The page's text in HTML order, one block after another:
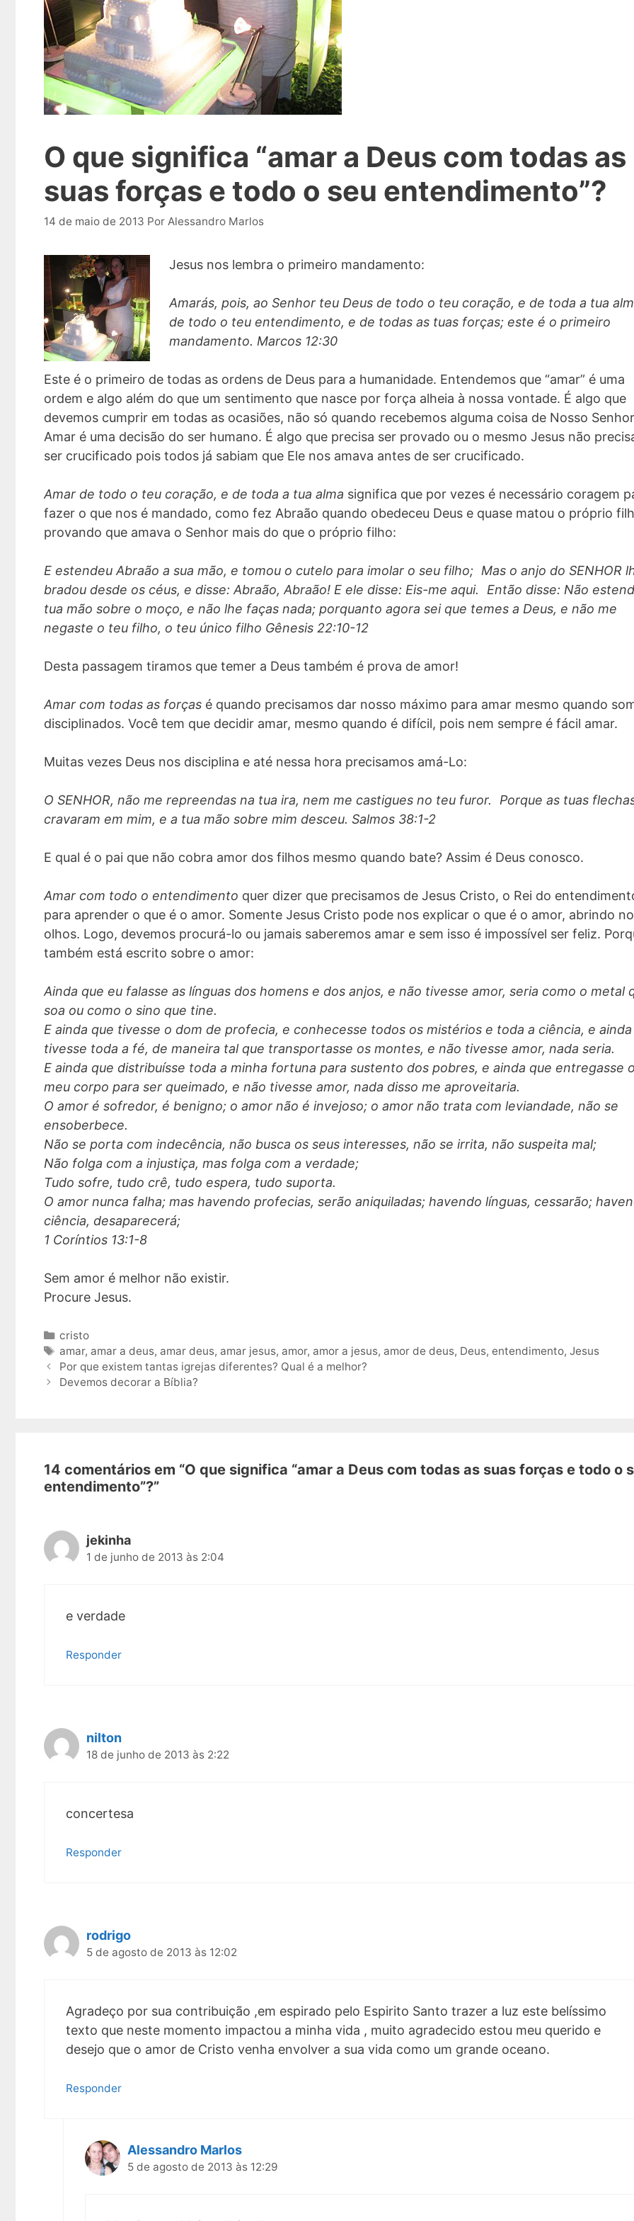
O que significa “amar a Deus com todas as
suas forças e todo o seu entendimento”?
14 de maio de 2013 Por Alessandro Marlos
Jesus nos lembra o primeiro mandamento:
Amarás, pois, ao Senhor teu Deus de todo o teu coração, e de toda a tua
de todo o teu entendimento, e de todas as tuas forças; este é o primeiro
mandamento. Marcos 12:30
Este é o primeiro de todas as ordens de Deus para a humanidade. Entendemos que “amar” é uma
ordem e algo além do que um sentimento que nasce por força alheia à nossa vontade. É algo que
devemos cumprir em todas as ocasiões, não só quando recebemos alguma coisa de Nosso
Amar é uma decisão do ser humano. É algo que precisa ser provado ou o mesmo Jesus não
ser crucificado pois todos já sabiam que Ele nos amava antes de ser crucificado.
Amar de todo o teu coração, e de toda a tua alma significa que por vezes é necessário coragem
fazer o que nos é mandado, como fez Abraão quando obedeceu Deus e quase matou o próprio
provando que amava o Senhor mais do que o próprio filho:
E estendeu Abraão a sua mão, e tomou o cutelo para imolar o seu filho; Mas o anjo do SENHOR
bradou desde os céus, e disse: Abraão, Abraão! E ele disse: Eis-me aqui. Então disse: Não
tua mão sobre o moço, e não lhe faças nada; porquanto agora sei que temes a Deus, e não me
negaste o teu filho, o teu único filho Gênesis 22:10-12
Desta passagem tiramos que temer a Deus também é prova de amor!
Amar com todas as forças é quando precisamos dar nosso máximo para amar mesmo quando
disciplinados. Você tem que decidir amar, mesmo quando é difícil, pois nem sempre é fácil amar.
Muitas vezes Deus nos disciplina e até nessa hora precisamos amá-Lo:
O SENHOR, não me repreendas na tua ira, nem me castigues no teu furor. Porque as tuas
cravaram em mim, e a tua mão sobre mim desceu. Salmos 38:1-2
E qual é o pai que não cobra amor dos filhos mesmo quando bate? Assim é Deus conosco.
Amar com todo o entendimento quer dizer que precisamos de Jesus Cristo, o Rei do
para aprender o que é o amor. Somente Jesus Cristo pode nos explicar o que é o amor, abrindo
olhos. Logo, devemos procurá-lo ou jamais saberemos amar e sem isso é impossível ser feliz.
também está escrito sobre o amor:
Ainda que eu falasse as línguas dos homens e dos anjos, e não tivesse amor, seria como o metal
soa ou como o sino que tine.
E ainda que tivesse o dom de profecia, e conhecesse todos os mistérios e toda a ciência, e
tivesse toda a fé, de maneira tal que transportasse os montes, e não tivesse amor, nada seria.
E ainda que distribuísse toda a minha fortuna para sustento dos pobres, e ainda que entregasse
meu corpo para ser queimado, e não tivesse amor, nada disso me aproveitaria.
O amor é sofredor, é benigno; o amor não é invejoso; o amor não trata com leviandade, não se
ensoberbece.
Não se porta com indecência, não busca os seus interesses, não se irrita, não suspeita mal;
Não folga com a injustiça, mas folga com a verdade;
Tudo sofre, tudo crê, tudo espera, tudo suporta.
O amor nunca falha; mas havendo profecias, serão aniquiladas; havendo línguas, cessarão;
ciência, desaparecerá;
1 Coríntios 13:1-8
Sem amor é melhor não existir.
Procure Jesus.
Categorias
cristo
Tags
amar,amar a deus,amar deus,amar jesus,amor,amor a jesus,amor de deus, Deus,entendimento,Jesus
Navegação
de
Por que existem tantas igrejas diferentes? Qual é a melhor?
Devemos decorar a Bíblia?
14 comentários em “O que significa “amar a Deus com todas as suas forças e todo o
entendimento”?”
jekinha
1 de junho de 2013 às 2:04
e verdade
Responder
nilton
18 de junho de 2013 às 2:22
concertesa
Responder
rodrigo
5 de agosto de 2013 às 12:02
Agradeço por sua contribuição ,em espirado pelo Espirito Santo trazer a luz este belíssimo
texto que neste momento impactou a minha vida , muito agradecido estou meu querido e
desejo que o amor de Cristo venha envolver a sua vida como um grande oceano.
Responder
Alessandro Marlos
5 de agosto de 2013 às 12:29